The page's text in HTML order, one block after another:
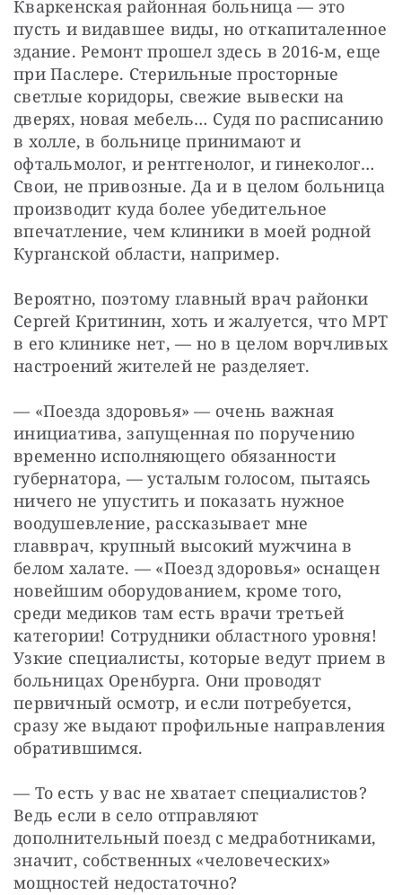
Кваркенская районная больница — это
пусть и видавшее виды, но откапиталенное
здание. Ремонт прошел здесь в 2016-м, еще
при Паслере. Стерильные просторные
светлые коридоры, свежие вывески на
дверях, новая мебель… Судя по расписанию
в холле, в больнице принимают и
офтальмолог, и рентгенолог, и гинеколог…
Свои, не привозные. Да и в целом больница
производит куда более убедительное
впечатление, чем клиники в моей родной
Курганской области, например.
Вероятно, поэтому главный врач районки
Сергей Критинин, хоть и жалуется, что МРТ
в его клинике нет, — но в целом ворчливых
настроений жителей не разделяет.
— «Поезда здоровья» — очень важная
инициатива, запущенная по поручению
временно исполняющего обязанности
губернатора, — усталым голосом, пытаясь
ничего не упустить и показать нужное
воодушевление, рассказывает мне
главврач, крупный высокий мужчина в
белом халате. — «Поезд здоровья» оснащен
новейшим оборудованием, кроме того,
среди медиков там есть врачи третьей
категории! Сотрудники областного уровня!
Узкие специалисты, которые ведут прием в
больницах Оренбурга. Они проводят
первичный осмотр, и если потребуется,
сразу же выдают профильные направления
обратившимся.
— То есть у вас не хватает специалистов?
Ведь если в село отправляют
дополнительный поезд с медработниками,
значит, собственных «человеческих»
мощностей недостаточно?